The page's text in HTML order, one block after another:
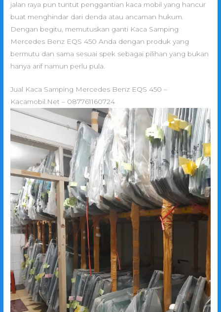
jalan raya pun tuntut penggantian kaca mobil yang hancur
buat menghindar dari denda atau ancaman hukum.
Dengan begitu, memutuskan ganti Kaca Samping
Mercedes Benz EQS 450 Anda dengan produk yang
bermutu dan sama sesuai spek sebagai pilihan yang bukan
hanya arif namun perlu pula.
Jual Kaca Samping Mercedes Benz EQS 450 –
Kacamobil.Net – 087761160724